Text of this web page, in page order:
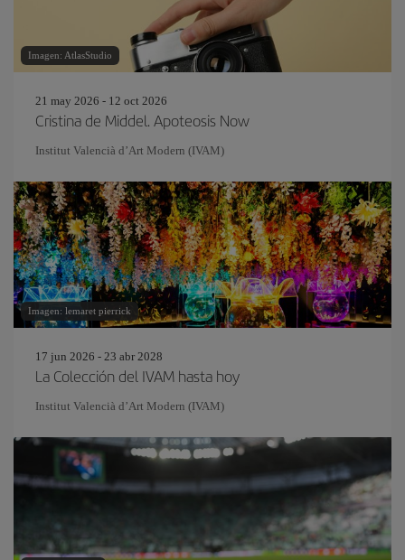
Imagen: AtlasStudio
21 may 2026 - 12 oct 2026
Cristina de Middel. Apoteosis Now
Institut Valencià d’Art Modern (IVAM)
Imagen: lemaret pierrick
17 jun 2026 - 23 abr 2028
La Colección del IVAM hasta hoy
Institut Valencià d’Art Modern (IVAM)